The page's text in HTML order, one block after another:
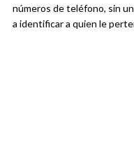
números de teléfono, sin
a identificar a quien le